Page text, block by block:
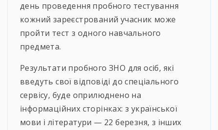
день проведення пробного тестування
кожний зареєстрований учасник може
пройти тест з одного навчального
предмета.
Результати пробного ЗНО для осіб, які
введуть свої відповіді до спеціального
сервісу, буде оприлюднено на
інформаційних сторінках: з української
мови і літератури — 22 березня, з інших